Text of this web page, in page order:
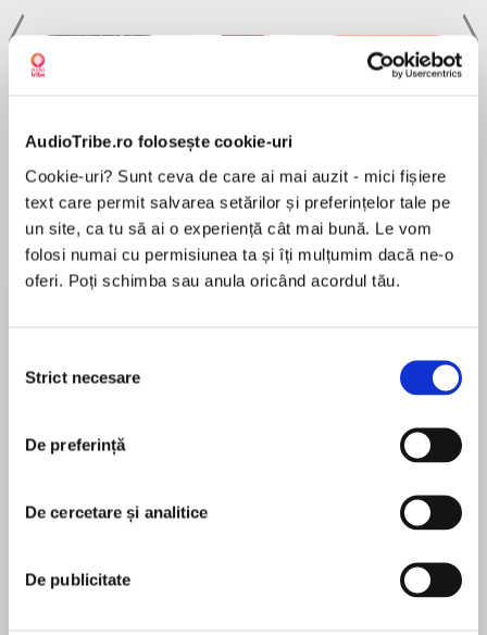
AudioTribe.ro folosește cookie-uri
Cookie-uri? Sunt ceva de care ai mai auzit - mici fișiere
text care permit salvarea setărilor și preferințelor tale pe
un site, ca tu să ai o experiență cât mai bună. Le vom
folosi numai cu permisiunea ta și îți mulțumim dacă ne-o
oferi. Poți schimba sau anula oricând acordul tău.
consimțământului
Strict necesare
De preferință
De cercetare și analitice
De publicitate
Elita de Argint (Elita
Diavolul se îmbracă de
Migdală
Nimeni nu mai știe când și cum a început totul.
care lumea a fost invadată de cohorte de
demoni însetați de sânge.
adăposturi, sub protecția glifelor, Jardir s-a
autointitulat Izbăvitorul și a pornit Sharak Ka,
războiul final împotriva demonilor. Dar, în lupta
lor, Jardir și Arlen, Omul Pictat, stârnesc ceva
În acest moment nu există recenzii